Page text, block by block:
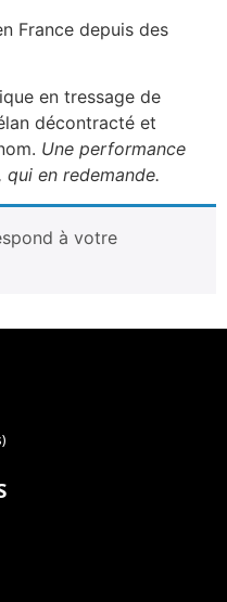
France depuis des
en tressage de
décontracté et
Une performance
en redemande.
à votre